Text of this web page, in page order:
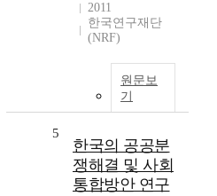
2011
한국연구재단
(NRF)
원문보
기
5
한국의 공공분
쟁해결 및 사회
통합방안 연구